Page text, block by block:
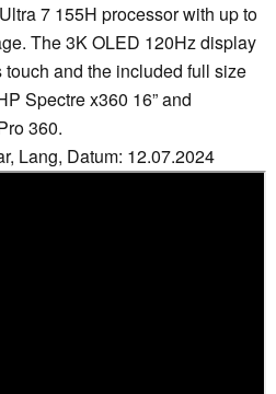
7 155H processor with up to
The 3K OLED 120Hz display
and the included full size
Spectre x360 16” and
360.
Lang, Datum: 12.07.2024